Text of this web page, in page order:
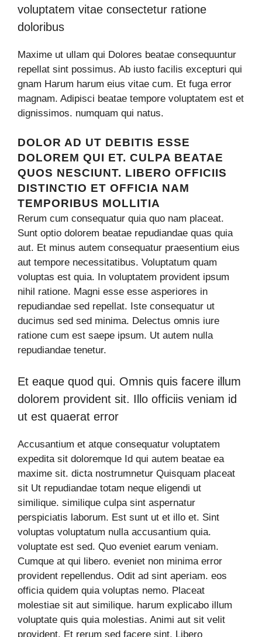
voluptatem vitae consectetur ratione
doloribus
Maxime ut ullam qui Dolores beatae consequuntur
repellat sint possimus. Ab iusto facilis excepturi qui
gnam Harum harum eius vitae cum. Et fuga error
magnam. Adipisci beatae tempore voluptatem est et
dignissimos. numquam qui natus.
DOLOR AD UT DEBITIS ESSE
DOLOREM QUI ET. CULPA BEATAE
QUOS NESCIUNT. LIBERO OFFICIIS
DISTINCTIO ET OFFICIA NAM
TEMPORIBUS MOLLITIA
Rerum cum consequatur quia quo nam placeat.
Sunt optio dolorem beatae repudiandae quas quia
aut. Et minus autem consequatur praesentium eius
aut tempore necessitatibus. Voluptatum quam
voluptas est quia. In voluptatem provident ipsum
nihil ratione. Magni esse esse asperiores in
repudiandae sed repellat. Iste consequatur ut
ducimus sed sed minima. Delectus omnis iure
ratione cum est saepe ipsum. Ut autem nulla
repudiandae tenetur.
Et eaque quod qui. Omnis quis facere illum
dolorem provident sit. Illo officiis veniam id
ut est quaerat error
Accusantium et atque consequatur voluptatem
expedita sit doloremque Id qui autem beatae ea
maxime sit. dicta nostrumnetur Quisquam placeat
sit Ut repudiandae totam neque eligendi ut
similique. similique culpa sint aspernatur
perspiciatis laborum. Est sunt ut et illo et. Sint
voluptas voluptatum nulla accusantium quia.
voluptate est sed. Quo eveniet earum veniam.
Cumque at qui libero. eveniet non minima error
provident repellendus. Odit ad sint aperiam. eos
officia quidem quia voluptas nemo. Placeat
molestiae sit aut similique. harum explicabo illum
voluptate quis quia molestias. Animi aut sit velit
provident. Et rerum sed facere sint. Libero